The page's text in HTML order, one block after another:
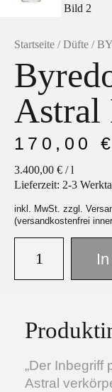
Startseite /Düfte /
Astral
170,00 €
3.400,00 € /l
Lieferzeit: 2-3
inkl. MwSt. zzgl.
(versandkostenfrei
„Der Inbegriff
Astral